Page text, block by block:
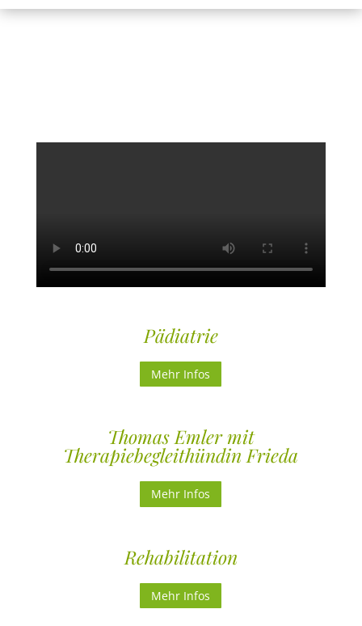
Pädiatrie
Mehr Infos
Thomas Emler mit
Therapiebegleithündin Frieda
Mehr Infos
Rehabilitation
Mehr Infos